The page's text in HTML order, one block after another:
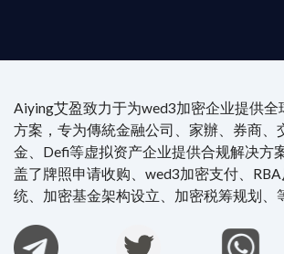
Aiying艾盈致力于为wed3加密企业提供全
方案，专为傳統金融公司、家辦、券商、
金、Defi等虚拟资产企业提供合规解决方
盖了牌照申请收购、wed3加密支付、
统、加密基金架构设立、加密税筹规划、